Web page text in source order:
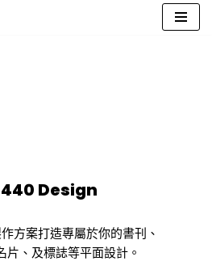
Design
方案打造專屬於你的書刊、
片、及標誌等平面設計。